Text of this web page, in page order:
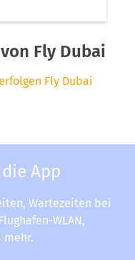
Fly Dubai
Fly Dubai
App
Wartezeiten bei
WLAN,
mehr.